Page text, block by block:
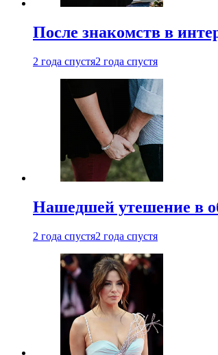
После знакомств в
2 года спустя2 года спустя
Нашедшей утешение в
2 года спустя2 года спустя